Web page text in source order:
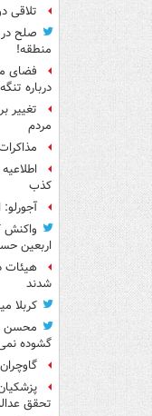
تلاقی
صلح در
منطقه!
فضای
درباره
تغییر
مردم
کذب
آجورلو:
واکنش
اربعین
هیئات
شدند
کربلا
محسن
گشوده
تحقق